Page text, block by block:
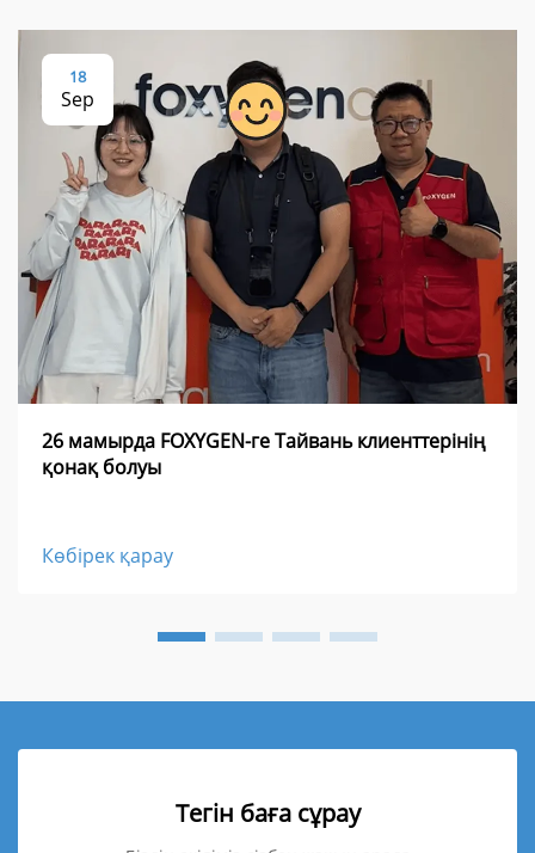
18
Sep
26 мамырда FOXYGEN-ге Тайвань клиенттерінің
қонақ болуы
Көбірек қарау
Тегін баға сұрау